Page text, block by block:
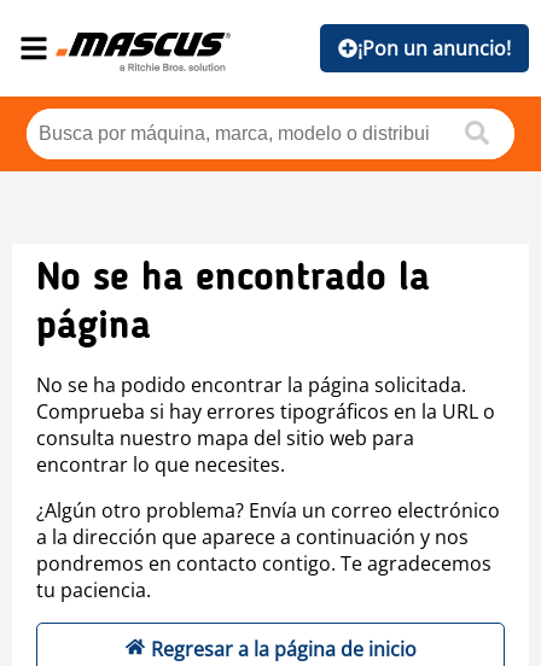
¡Pon un anuncio!
No se ha encontrado la
página
No se ha podido encontrar la página solicitada.
Comprueba si hay errores tipográficos en la URL o
consulta nuestro mapa del sitio web para
encontrar lo que necesites.
¿Algún otro problema? Envía un correo electrónico
a la dirección que aparece a continuación y nos
pondremos en contacto contigo. Te agradecemos
tu paciencia.
Regresar a la página de inicio